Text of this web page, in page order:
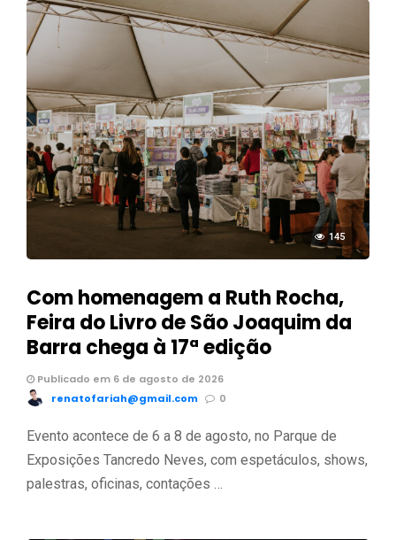
145
Com homenagem a Ruth Rocha,
Feira do Livro de São Joaquim da
Barra chega à 17ª edição
Publicado em 6 de agosto de 2026
renatofariah@gmail.com
0
Evento acontece de 6 a 8 de agosto, no Parque de
Exposições Tancredo Neves, com espetáculos, shows,
palestras, oficinas, contações …